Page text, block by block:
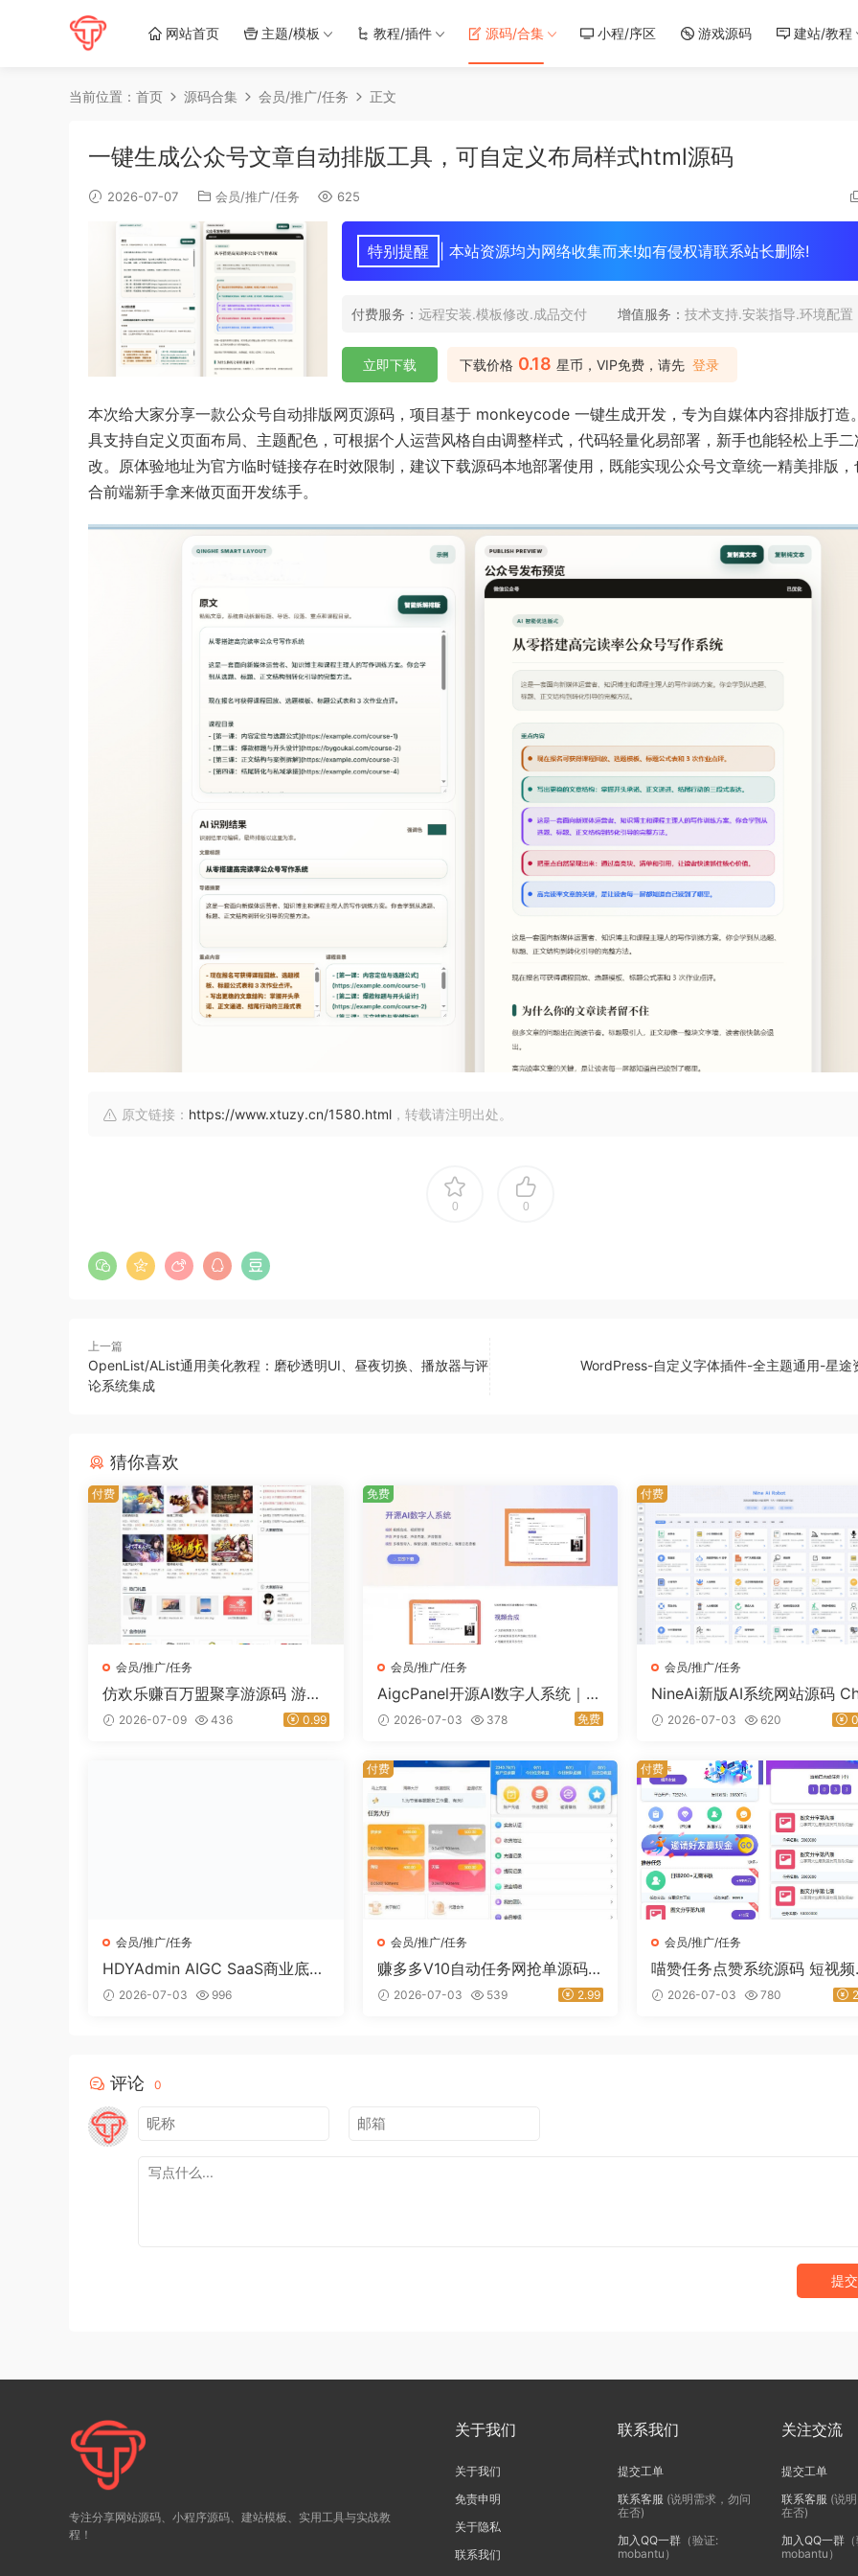
网站首页 主题/模板 教程/插件 源码/合集 小程/序区 游戏源码 建站/教程
当前位置： 首页 源码合集 会员/推广/任务 正文
一键生成公众号文章自动排版工具，可自定义布局样式html源码
2026-07-07 会员/推广/任务 625
特别提醒 | 本站资源均为网络收集而来!如有侵权请联系站长删除!
付费服务： 远程安装.模板修改.成品交付 增值服务： 技术支持.安装指导.环境配置
下载价格 0.18 星币，VIP免费，请先 登录
立即下载
本次给大家分享一款公众号自动排版网页源码，项目基于 monkeycode 一键生成开发，专为自媒体内容排版打造
具支持自定义页面布局、主题配色，可根据个人运营风格自由调整样式，代码轻量化易部署，新手也能轻松上手二
改。原体验地址为官方临时链接存在时效限制，建议下载源码本地部署使用，既能实现公众号文章统一精美排版，
合前端新手拿来做页面开发练手。
原文链接： https://www.xtuzy.cn/1580.html ，转载请注明出处。
0 0
上一篇
OpenList/AList通用美化教程：磨砂透明UI、昼夜切换、播放器与评
论系统集成
WordPress-自定义字体插件-全主题通用-星途
猜你喜欢
会员/推广/任务
仿欢乐赚百万盟聚享游源码 游戏
试玩打码任务平台系统-星途资源
网
2026-07-09 436 0.99
付费
会员/推广/任务
AigcPanel开源AI数字人系统｜视
频合成语音克隆一站式部署｜星
途资源网
2026-07-03 378 免费
免费
会员/推广/任务
NineAi新版AI系统网站源码
GPT多模型AI对话绘画分销商
程序｜星途资源网
2026-07-03 620
付费
会员/推广/任务
HDYAdmin AIGC SaaS商业底座
多租户AI内容付费系统源码｜星
途资源网
2026-07-03 996
会员/推广/任务
赚多多V10自动任务网抢单源码
会员自营版附搭建视频教程｜星
途资源网
2026-07-03 539 2.99
付费
会员/推广/任务
喵赞任务点赞系统源码 短视
赞任务平台 完美运营版｜星
源网
2026-07-03 780
付费
评论 0
提交
专注分享网站源码、小程序源码、建站模板、实用工具与实战教
程！
关于我们
关于我们
免责申明
关于隐私
联系我们
联系我们
提交工单
联系客服 (说明需求，勿问
在否)
加入QQ一群 （验证:
mobantu）
关注交流
提交工单
联系客服 (说
在否)
加入QQ一群
mobantu）